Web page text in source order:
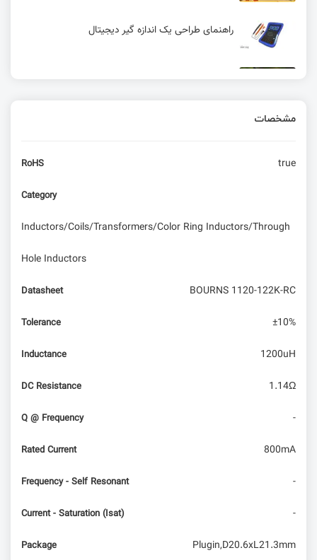
راهنمای طراحی یک اندازه گیر دیجیتال
پردازش سیگنال dsp آردوینو | قسمت دوم پیاده سازی
فیلتر دیجیتال و عملیات پردازش سیگنال DSP در
مشخصات
RoHS true
Category
Inductors/Coils/Transformers/Color Ring Inductors/Through
Hole Inductors
Datasheet BOURNS 1120-122K-RC
Tolerance ±10%
Inductance 1200uH
DC Resistance 1.14Ω
Q @ Frequency -
Rated Current 800mA
Frequency - Self Resonant -
Current - Saturation (Isat) -
Package Plugin,D20.6xL21.3mm